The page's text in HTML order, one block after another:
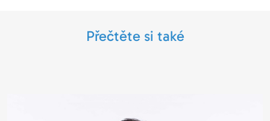
Přečtěte si také